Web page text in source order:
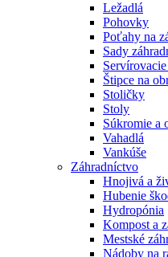
Ležadlá
Pohovky
Poťahy na
Sady
Štipce na
Stoličky
Stoly
Súkromie a
Vahadlá
Vankúše
Záhradníctvo
Hnojivá a
Hubenie
Hydropónia
Kompost a
Mestské
Nádoby na